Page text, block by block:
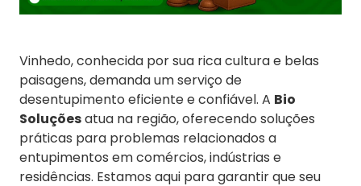
Vinhedo, conhecida por sua rica cultura e belas
paisagens, demanda um serviço de
desentupimento eficiente e confiável. A Bio
Soluçõesatua na região, oferecendo soluções
práticas para problemas relacionados a
entupimentos em comércios, indústrias e
residências. Estamos aqui para garantir que seu